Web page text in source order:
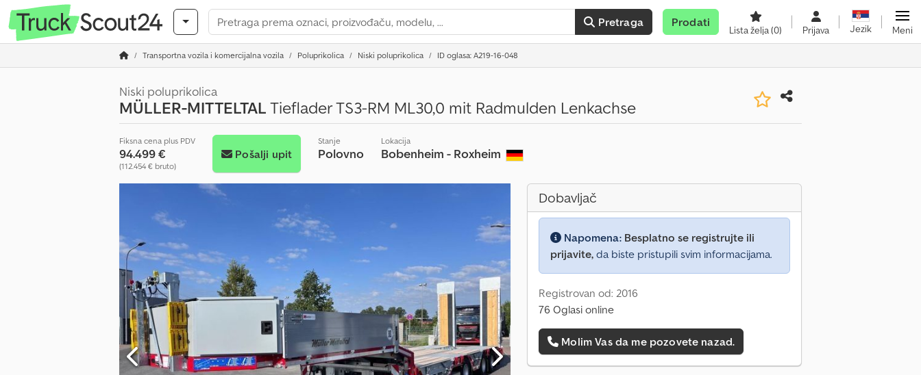
Pretraga Prodati
Lista želja(0) Prijava Jezik Meni
Transportna vozila i komercijalna vozila Poluprikolica Niski poluprikolica ID oglasa: A219-16-048
Niski poluprikolica
MÜLLER-MITTELTALTieflader TS3-RM ML30,0 mit Radmulden Lenkachse
Fiksna cena plus PDV
94.499 €
(112.454 € bruto)
Pošalji upit
Stanje
Polovno
Lokacija
Bobenheim - Roxheim
Dobavljač
Napomena: Besplatno se registrujte ili
prijavite, da biste pristupili svim informacijama.
Registrovan od: 2016
76 Oglasi online
Molim Vas da me pozovete nazad.